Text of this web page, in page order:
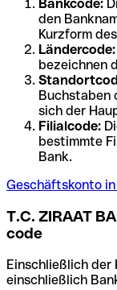
Bankcode:
den
Kurzform
Ländercode:
bezeichnen
Buchstaben
sich der
Filialcode:
bestimmte
Bank.
Geschäftskonto
T.C. ZIRAAT
code
Einschließlich der
einschließlich